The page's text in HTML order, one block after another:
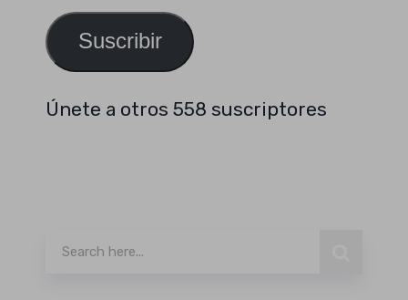
Suscribir
Únete a otros 558 suscriptores